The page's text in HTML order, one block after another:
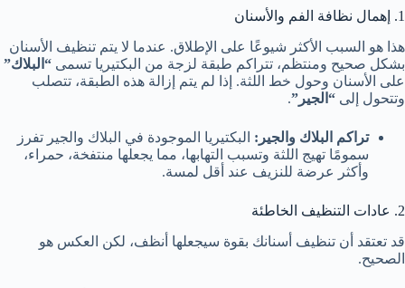
1. إهمال نظافة الفم والأسنان
هذا هو السبب الأكثر شيوعًا على الإطلاق. عندما لا يتم تنظيف الأسنان
بشكل صحيح ومنتظم، تتراكم طبقة لزجة من البكتيريا تسمى “البلاك”
على الأسنان وحول خط اللثة. إذا لم يتم إزالة هذه الطبقة، تتصلب
وتتحول إلى “الجير”.
تراكم البلاك والجير: البكتيريا الموجودة في البلاك والجير تفرز
سمومًا تهيج اللثة وتسبب التهابها، مما يجعلها منتفخة، حمراء،
وأكثر عرضة للنزيف عند أقل لمسة.
2. عادات التنظيف الخاطئة
قد تعتقد أن تنظيف أسنانك بقوة سيجعلها أنظف، لكن العكس هو
الصحيح.